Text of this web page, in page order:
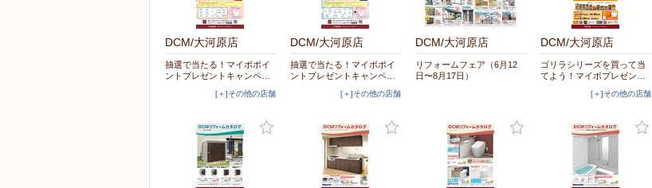
DCM/大河原店
抽選で当たる！マイボポイ
ントプレゼントキャンペ…
[＋]その他の店舗
DCM/大河原店
抽選で当たる！マイボポイ
ントプレゼントキャンペ…
[＋]その他の店舗
DCM/大河原店
リフォームフェア（6月12
日〜8月17日）
DCM/大河原店
ゴリラシリーズを買って当
てよう！マイボプレゼン…
[＋]その他の店舗